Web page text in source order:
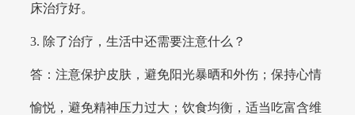
床治疗好。
3. 除了治疗，生活中还需要注意什么？
答：注意保护皮肤，避免阳光暴晒和外伤；保持心情
愉悦，避免精神压力过大；饮食均衡，适当吃富含维